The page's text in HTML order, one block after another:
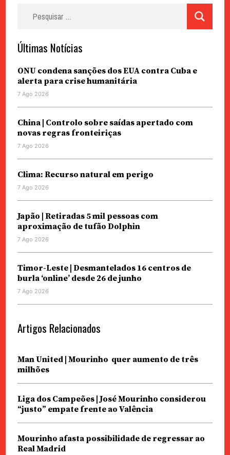
Últimas Notícias
ONU condena sanções dos EUA contra Cuba e
alerta para crise humanitária
7 Ago 2026
China | Controlo sobre saídas apertado com
novas regras fronteiriças
7 Ago 2026
Clima: Recurso natural em perigo
7 Ago 2026
Japão | Retiradas 5 mil pessoas com
aproximação de tufão Dolphin
7 Ago 2026
Timor-Leste | Desmantelados 16 centros de
burla ‘online’ desde 26 de junho
7 Ago 2026
Artigos Relacionados
Man United | Mourinho quer aumento de três
milhões
Liga dos Campeões | José Mourinho considerou
“justo” empate frente ao Valência
Mourinho afasta possibilidade de regressar ao
Real Madrid